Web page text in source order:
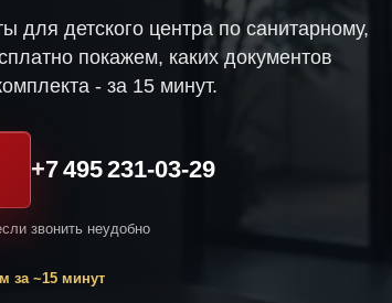
для детского центра по санитарному,
покажем, каких документов
- за 15 минут.
+7 495 231-03-29
звонить неудобно
за ~15 минут